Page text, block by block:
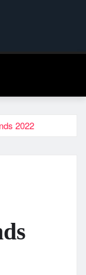
2022